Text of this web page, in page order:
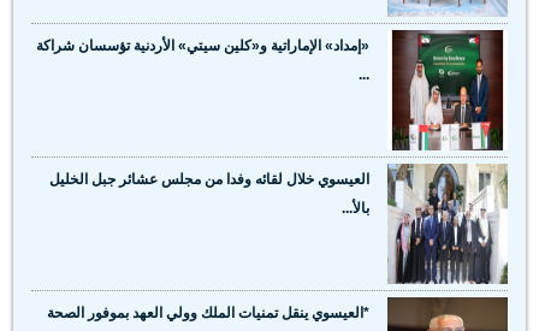
«إمداد» الإماراتية و«كلين سيتي» الأردنية تؤسسان شراكة
...
العيسوي خلال لقائه وفدا من مجلس عشائر جبل الخليل
بالأ...
*العيسوي ينقل تمنيات الملك وولي العهد بموفور الصحة